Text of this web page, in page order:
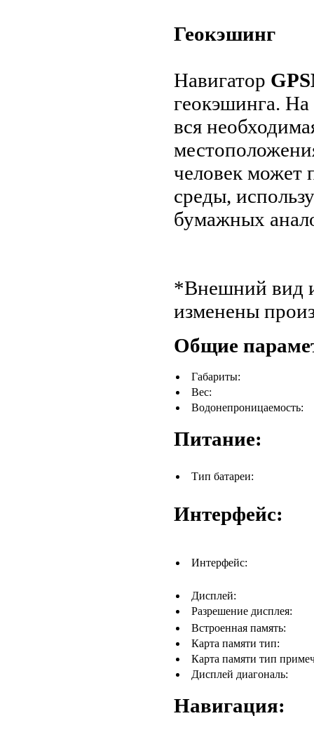
Геокэшинг
Навигатор
геокэшинга. На
вся
человек может
среды,
бумажных
*Внешний вид
изменены
Общие
Габариты:
Вес:
Водонепроницаемость:
Питание:
Тип батареи:
Интерфейс:
Интерфейс:
Дисплей:
Разрешение дисплея:
Встроенная память:
Карта памяти тип:
Карта памяти тип
Дисплей диагональ:
Навигация: